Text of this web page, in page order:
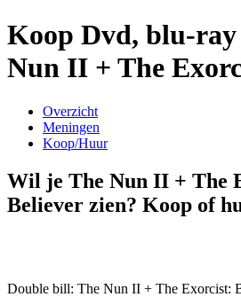
Koop Dvd, blu-
Nun II + The
Overzicht
Meningen
Koop/Huur
Wil je The Nun II + The
Believer zien? Koop of
Double bill: The Nun II + The Exorcist: